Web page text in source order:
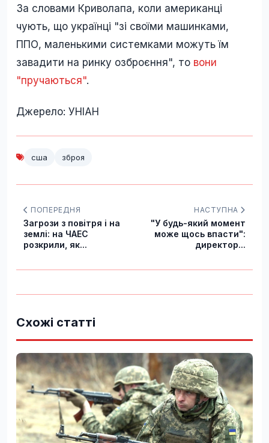
За словами Криволапа, коли американці
чують, що українці "зі своїми машинками,
ППО, маленькими системками можуть їм
завадити на ринку озброєння", то вони
"пручаються".
Джерело: УНІАН
сша зброя
ПОПЕРЕДНЯ
Загрози з повітря і на
землі: на ЧАЕС
розкрили, як...
НАСТУПНА
"У будь-який момент
може щось впасти":
директор...
Схожі статті